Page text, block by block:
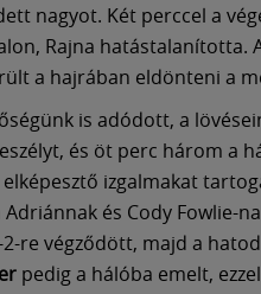
nagyot. Két perccel a
Rajna hatástalanította.
a hajrában eldönteni a
is adódott, a
és öt perc három a
izgalmakat
és Cody Fowlie-
re végződött, majd a
pedig a hálóba emelt,